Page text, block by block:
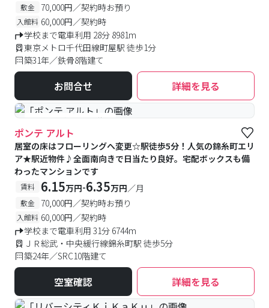
敷金 70,000円／契約時お預り
入館料 60,000円／契約時
学校まで電車利用 28分 8981m
東京メトロ千代田線町屋駅 徒歩1分
築31年／鉄骨8階建て
お問合せ 詳細を見る
#予約受付中 #空室待ち
ポンテ アルト
居室の床はフローリングへ変更☆駅徒歩5分！人気の錦糸町エリ
ア★駅近物件♪全面南向きで日当たり良好。宅配ボックスも備
わったマンションです
賃料 6.15万円-6.35万円／月
敷金 70,000円／契約時お預り
入館料 60,000円／契約時
学校まで電車利用 31分 6744m
ＪＲ総武・中央緩行線錦糸町駅 徒歩5分
築24年／SRC10階建て
空室確認 詳細を見る